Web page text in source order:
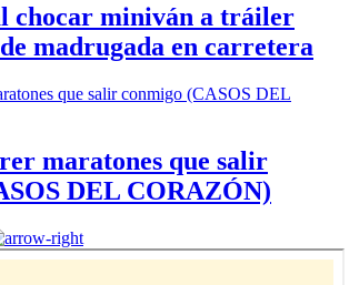
chocar miniván a tráiler
madrugada en carretera
maratones que salir
DEL CORAZÓN)